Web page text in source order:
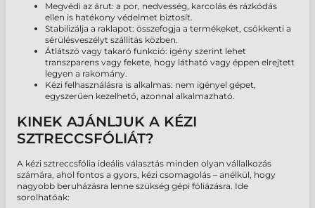
Megvédi az árut: a por, nedvesség, karcolás és rázkódás
ellen is hatékony védelmet biztosít.
Stabilizálja a raklapot: összefogja a termékeket, csökkenti a
sérülésveszélyt szállítás közben.
Átlátszó vagy takaró funkció: igény szerint lehet
transzparens vagy fekete, hogy látható vagy éppen elrejtett
legyen a rakomány.
Kézi felhasználásra is alkalmas: nem igényel gépet,
egyszerűen kezelhető, azonnal alkalmazható.
KINEK AJÁNLJUK A KÉZI
SZTRECCSFÓLIÁT?
A kézi sztreccsfólia ideális választás minden olyan vállalkozás
számára, ahol fontos a gyors, kézi csomagolás – anélkül, hogy
nagyobb beruházásra lenne szükség gépi fóliázásra. Ide
sorolhatóak: